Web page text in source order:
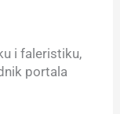
i faleristiku,
portala